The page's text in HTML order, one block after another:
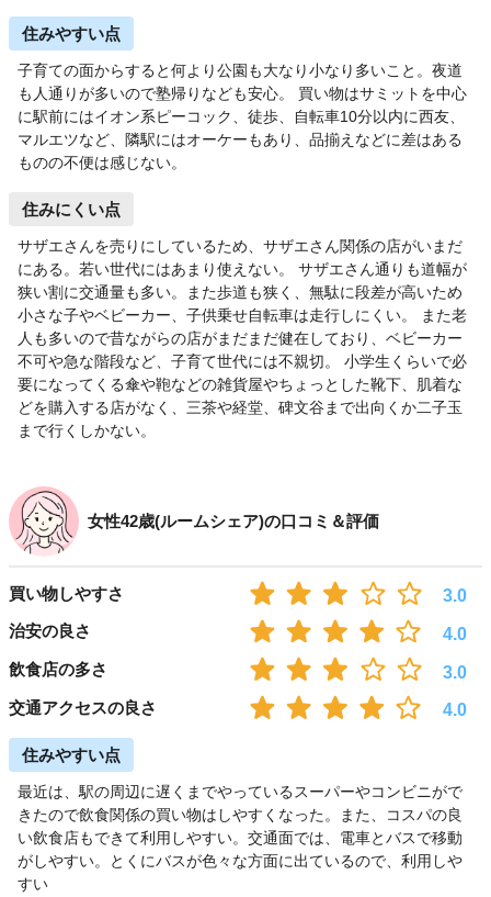
住みやすい点
子育ての面からすると何より公園も大なり小なり多いこと。夜道
も人通りが多いので塾帰りなども安心。 買い物はサミットを中心
に駅前にはイオン系ピーコック、徒歩、自転車10分以内に西友、
マルエツなど、隣駅にはオーケーもあり、品揃えなどに差はある
ものの不便は感じない。
住みにくい点
サザエさんを売りにしているため、サザエさん関係の店がいまだ
にある。若い世代にはあまり使えない。 サザエさん通りも道幅が
狭い割に交通量も多い。また歩道も狭く、無駄に段差が高いため
小さな子やベビーカー、子供乗せ自転車は走行しにくい。 また老
人も多いので昔ながらの店がまだまだ健在しており、ベビーカー
不可や急な階段など、子育て世代には不親切。 小学生くらいで必
要になってくる傘や鞄などの雑貨屋やちょっとした靴下、肌着な
どを購入する店がなく、三茶や経堂、碑文谷まで出向くか二子玉
まで行くしかない。
女性42歳(ルームシェア)の口コミ＆評価
買い物しやすさ
3.0
治安の良さ
4.0
飲食店の多さ
3.0
交通アクセスの良さ
4.0
住みやすい点
最近は、駅の周辺に遅くまでやっているスーパーやコンビニがで
きたので飲食関係の買い物はしやすくなった。また、コスパの良
い飲食店もできて利用しやすい。交通面では、電車とバスで移動
がしやすい。とくにバスが色々な方面に出ているので、利用しや
すい